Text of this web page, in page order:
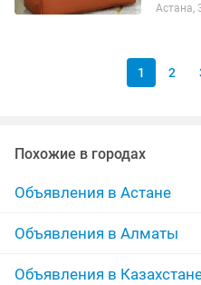
Астана,
1 2
Похожие в городах
Объявления в Астане
Объявления в Алматы
Объявления в